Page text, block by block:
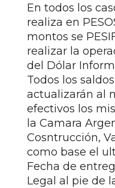
En todos los
realiza en
montos se
realizar la
del Dólar
Todos los
actualizarán al
efectivos los
la Camara
Cosntrucción,
como base el
Fecha de
Legal al pie de